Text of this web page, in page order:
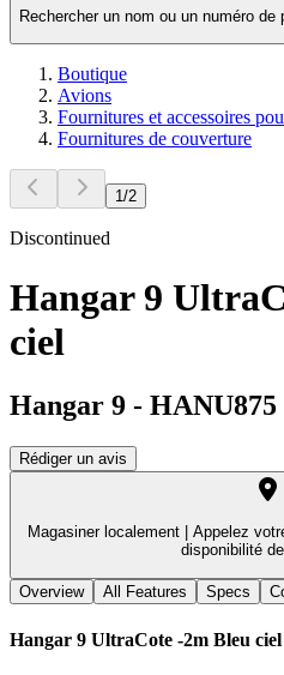
Rechercher un nom ou un numéro de
Boutique
Avions
Fournitures et accessoires
Fournitures de couverture
1/2
Discontinued
Hangar 9
ciel
Hangar 9 - HANU875
Rédiger un avis
Magasiner localement |
Appelez
disponibilité
Overview All Features Specs
Hangar 9 UltraCote -2m Bleu ciel